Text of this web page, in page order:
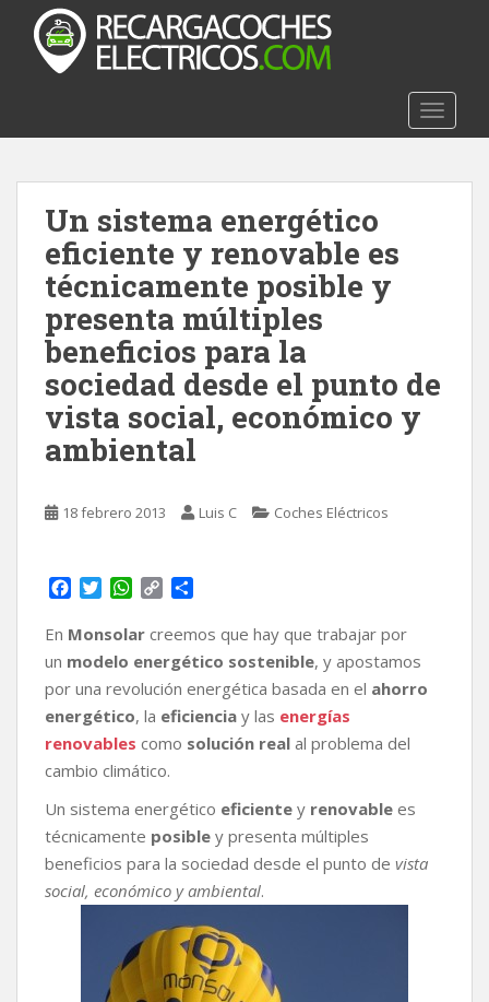
o
Un sistema energético
eficiente y renovable es
técnicamente posible y
presenta múltiples
beneficios para la
sociedad desde el punto de
vista social, económico y
ambiental
18 febrero 2013 Luis C Coches Eléctricos
c
e
b
o
o
k
i
t
t
e
r
W
a
t
s
A
p
p
p
y
L
i
n
k
m
p
a
r
t
i
En Monsolar creemos que hay que trabajar por
un modelo energético sostenible, y apostamos
por una revolución energética basada en el ahorro
energético, la eficiencia y las energías
renovables como solución real al problema del
cambio climático.
Un sistema energético eficiente y renovable es
técnicamente posible y presenta múltiples
beneficios para la sociedad desde el punto de vista
social, económico y ambiental.